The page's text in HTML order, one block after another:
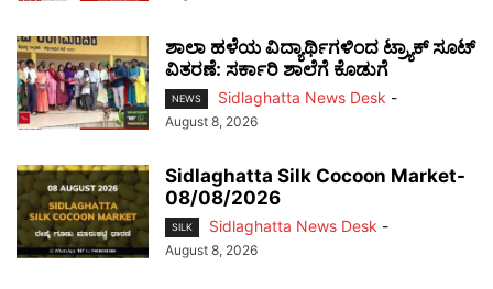
ಶಾಲಾ ಹಳೆಯ ವಿದ್ಯಾರ್ಥಿಗಳಿಂದ ಟ್ರ್ಯಾಕ್‌ ಸೂಟ್
ವಿತರಣೆ: ಸರ್ಕಾರಿ ಶಾಲೆಗೆ ಕೊಡುಗೆ
NEWS Sidlaghatta News Desk -
August 8, 2026
Sidlaghatta Silk Cocoon Market-
08/08/2026
SILK Sidlaghatta News Desk -
August 8, 2026